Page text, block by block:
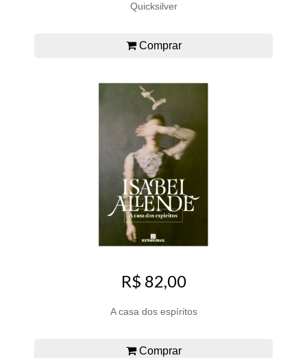
Quicksilver
Comprar
R$ 82,00
A casa dos espíritos
Comprar